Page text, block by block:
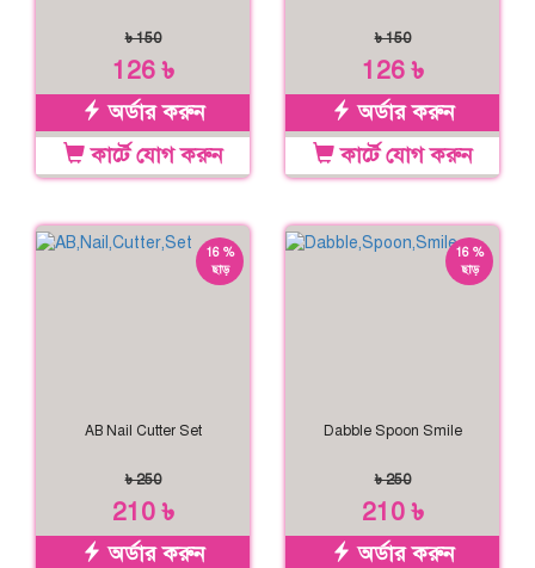
৳ 150
126 ৳
অর্ডার করুন
কার্টে যোগ করুন
৳ 150
126 ৳
অর্ডার করুন
কার্টে যোগ করুন
16 %
ছাড়
AB Nail Cutter Set
৳ 250
210 ৳
অর্ডার করুন
16 %
ছাড়
Dabble Spoon Smile
৳ 250
210 ৳
অর্ডার করুন